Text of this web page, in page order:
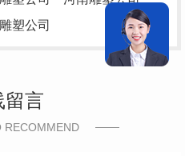
留言
RECOMMEND